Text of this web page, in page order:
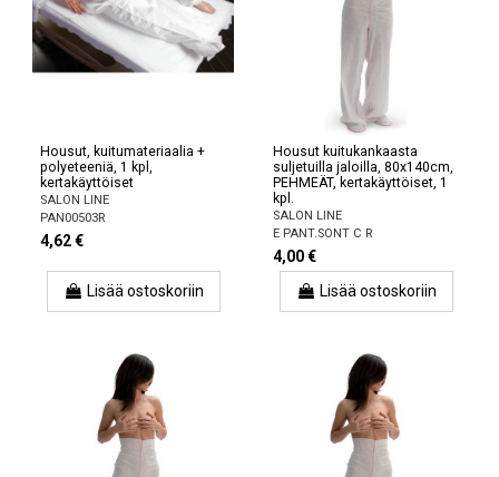
Housut, kuitumateriaalia +
polyeteeniä, 1 kpl,
kertakäyttöiset
SALON LINE
PAN00503R
4,62 €
Lisää ostoskoriin
Housut kuitukankaasta
suljetuilla jaloilla, 80x140cm,
PEHMEÄT, kertakäyttöiset, 1
kpl.
SALON LINE
E PANT.SONT C R
4,00 €
Lisää ostoskoriin